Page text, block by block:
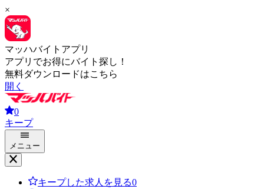
×
マッハバイトアプリ
アプリでお得にバイト探し！
無料ダウンロードはこちら
開く
0
キープ
メニュー
キープした求人を見る0